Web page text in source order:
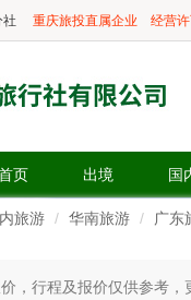
重庆旅投直属企业 经营
页 出境 国
旅游 华南旅游 广东
，行程及报价仅供参考